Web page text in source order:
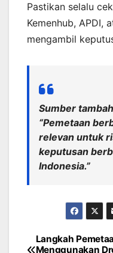
Pastikan selalu
Kemenhub, APDI,
mengambil
Sumber
“Pemetaan
relevan untuk
keputusan
Indonesia.”
Post
Langkah
Menggunakan